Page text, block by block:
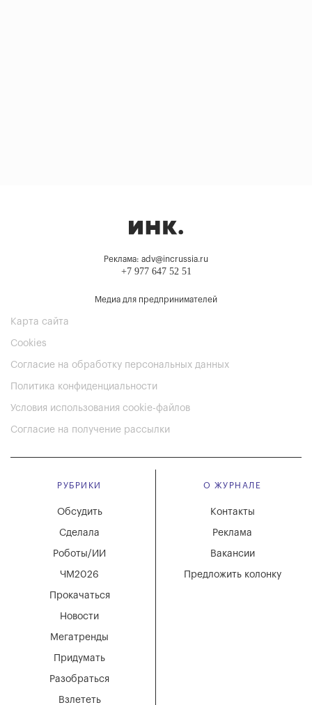
Реклама: adv@incrussia.ru
+7 977 647 52 51
Медиа для предпринимателей
Карта сайта
Cookies
Согласие на обработку персональных данных
Политика конфиденциальности
Условия использования cookie-файлов
Согласие на получение рассылки
РУБРИКИ
Мегатренды
Придумать
Разобраться
Взлететь
Новости
Обсудить
Сделала
Роботы/ИИ
ЧМ2026
Прокачаться
О ЖУРНАЛЕ
Вакансии
Реклама
Контакты
Предложить колонку